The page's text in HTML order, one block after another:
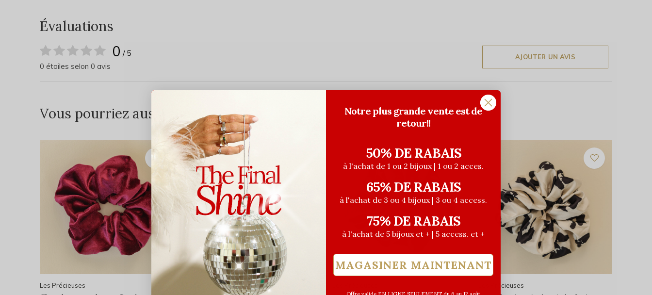
Évaluations
0 / 5
0 étoiles selon 0 avis
AJOUTER UN AVIS
Vous pourriez aussi aimer...
Les Précieuses Les Précieuses Les Précieuses
Notre plus grande vente est de
retour!!
50% DE RABAIS
à l'achat de 1 ou 2 bijoux | 1 ou 2 acces.
65% DE RABAIS
à l'achat de 3 ou 4 bijoux | 3 ou 4 access.
75% DE RABAIS
à l'achat de 5 bijoux et + | 5 access. et +
MAGASINER MAINTENANT